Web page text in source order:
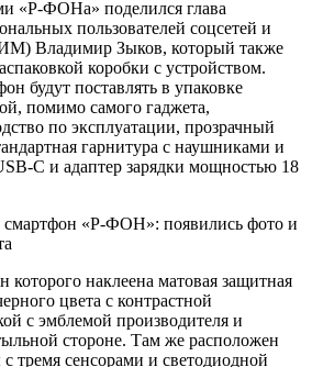
«Р-ФОНа» поделился глава
пользователей соцсетей и
Владимир Зыков, который также
коробки с устройством.
будут поставлять в упаковке
помимо самого гаджета,
по эксплуатации, прозрачный
гарнитура с наушниками и
C и адаптер зарядки мощностью 18
которого наклеена матовая защитная
цвета с контрастной
с эмблемой производителя и
стороне. Там же расположен
тремя сенсорами и светодиодной